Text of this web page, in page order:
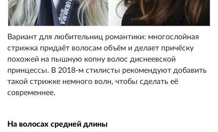
Вариант для любительниц романтики: многослойная
стрижка придаёт волосам объём и делает причёску
похожей на пышную копну волос диснеевской
принцессы. В 2018-м стилисты рекомендуют добавить
такой стрижке немного волн, чтобы сделать её
современнее.
На волосах средней длины